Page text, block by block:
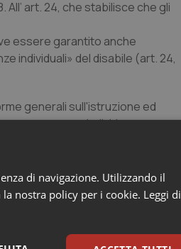
All’ art. 24, che stabilisce che gli
essere garantito anche
individuali» del disabile (art. 24,
generali sull'istruzione ed
persona come individuo, pone, a
commi terzo e quarto, che
5 febbraio 1992, n. 104
della piena integrazione
di docenti specializzati, al
della Vita di Lega Italiana
Pubblica Istruzione, ha
scolastica di un bambino
di navigazione. Utilizzando il
nostra policy per i cookie. Leggi di